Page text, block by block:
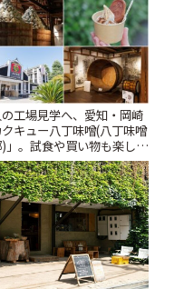
工場見学へ、愛知・岡崎
クキュー八丁味噌(八丁味噌
」。試食や買い物も楽しみ
とりっぷ